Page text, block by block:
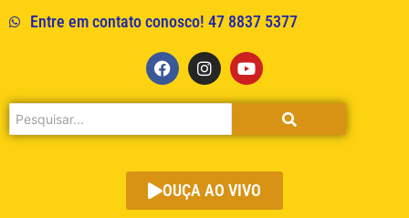
Entre em contato conosco! 47 8837 5377
OUÇA AO VIVO